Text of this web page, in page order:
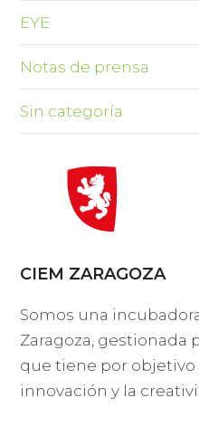
EYE
Notas de prensa
Sin categoría
CIEM ZARAGOZA
Somos una
Zaragoza, gestionada
que tiene por
innovación y la